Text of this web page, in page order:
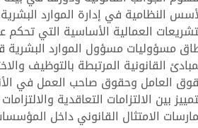
النظامية في إدارة الموارد
العمالية الأساسية التي تحكم
مسؤوليات مسؤول الموارد البشرية
القانونية المرتبطة بالتوظيف
العامل وحقوق صاحب العمل في
بين الالتزامات التعاقدية
الامتثال القانوني داخل